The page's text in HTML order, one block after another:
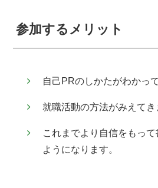
参加するメリット
自己PRのしかたがわかっ
就職活動の方法がみえてき
これまでより自信をもっ
ようになります。